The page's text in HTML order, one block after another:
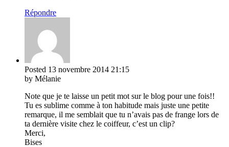
Répondre
Posted 13 novembre 2014 21:15
by Mélanie
Note que je te laisse un petit mot sur le blog pour une fois!!
Tu es sublime comme à ton habitude mais juste une petite
remarque, il me semblait que tu n’avais pas de frange lors de
ta dernière visite chez le coiffeur, c’est un clip?
Merci,
Bises